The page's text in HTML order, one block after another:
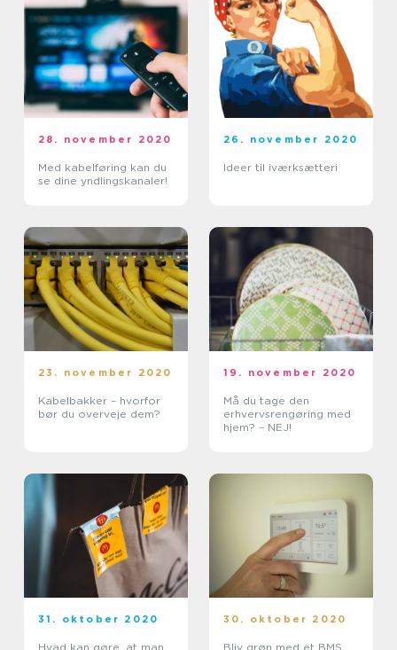
28. november 2020
Med kabelføring kan du
se dine yndlingskanaler!
26. november 2020
Ideer til iværksætteri
23. november 2020
Kabelbakker – hvorfor
bør du overveje dem?
19. november 2020
Må du tage den
erhvervsrengøring med
hjem? – NEJ!
31. oktober 2020
Hvad kan gøre, at man
30. oktober 2020
Bliv grøn med et BMS